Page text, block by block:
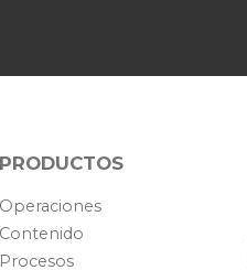
PRODUCTOS
Operaciones
Contenido
Procesos